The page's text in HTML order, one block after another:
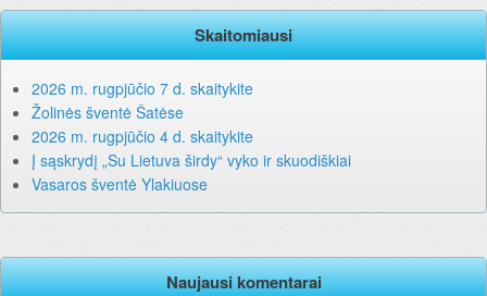
Skaitomiausi
2026 m. rugpjūčio 7 d. skaitykite
Žolinės šventė Šatėse
2026 m. rugpjūčio 4 d. skaitykite
Į sąskrydį „Su Lietuva širdy“ vyko ir skuodiškiai
Vasaros šventė Ylakiuose
Naujausi komentarai